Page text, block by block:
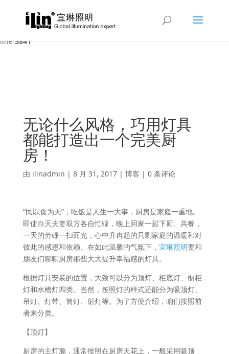
Warning : A non-numeric value encountered in
/var/www/html/ilin/wp-content/themes/Divi/functions.php
line5841
无论什么风格，巧用灯具
都能打造出一个完美厨
房！
由 ilinadmin | 8 月 31, 2017| 博客 | 0 条评论
“民以食为天”，吃饭是人生一大事，厨房是家庭一重地。
即使白天夫妻双方各自忙碌，晚上回家一起下厨、共餐，
一天的劳碌一扫而光，心中升冉起的只剩家庭的温暖和对
彼此的感恩和依赖。在如此温馨的气氛下， 宜琳照明要和
朋友们聊聊厨房那些大大提升幸福感的灯具。
根据灯具安装的位置，大致可以分为顶灯、柜底灯、橱柜
灯和水槽灯四类。当然，按照灯的样式还能分为吸顶灯、
吊灯、灯带、筒灯、射灯等。为了方便介绍，咱们按照前
者来分类。
【顶灯】
厨房的主灯源，通常按照在厨房天花上，一般采用吸顶